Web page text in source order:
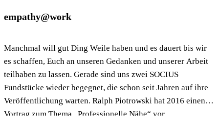
empathy@work
Manchmal will gut Ding Weile haben und es dauert bis wir
es schaffen, Euch an unseren Gedanken und unserer Arbeit
teilhaben zu lassen. Gerade sind uns zwei SOCIUS
Fundstücke wieder begegnet, die schon seit Jahren auf ihre
Veröffentlichung warten. Ralph Piotrowski hat 2016 einen
Vortrag zum Thema „Professionelle Nähe“ vor